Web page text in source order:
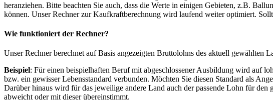
heranziehen. Bitte beachten Sie auch, dass die Werte in einigen Gebieten, z.B.
können. Unser Rechner zur Kaufkraftberechnung wird laufend weiter optimiert.
Wie funktioniert der Rechner?
Unser Rechner berechnet auf Basis angezeigten Bruttolohns des aktuell
Beispiel: Für einen beispielhaften Beruf mit abgeschlossener Ausbildung wird auf
bzw. ein gewisser Lebensstandard verbunden. Möchten Sie diesen Standard als
Darüber hinaus wird für das jeweilige andere Land auch der passende Lohn für
abweicht oder mit dieser übereinstimmt.